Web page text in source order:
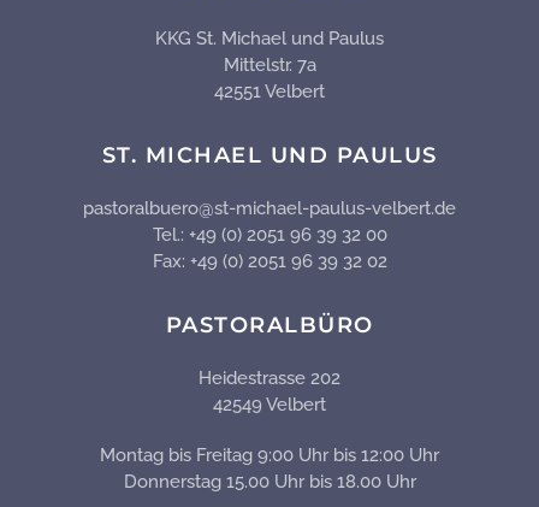
KKG St. Michael und Paulus
Mittelstr. 7a
42551 Velbert
ST. MICHAEL UND PAULUS
pastoralbuero@st-michael-paulus-velbert.de
Tel.: +49 (0) 2051 96 39 32 00
Fax: +49 (0) 2051 96 39 32 02
PASTORALBÜRO
Heidestrasse 202
42549 Velbert
Montag bis Freitag 9:00 Uhr bis 12:00 Uhr
Donnerstag 15.00 Uhr bis 18.00 Uhr